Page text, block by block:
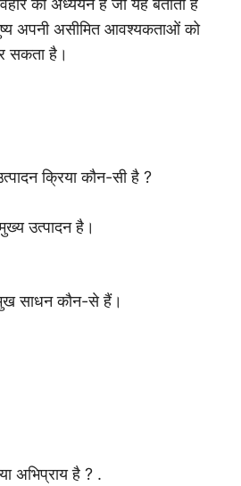
का अध्ययन है जो यह बताता है
अपनी असीमित आवश्यकताओं को
सकता है।
क्रिया कौन-सी है ?
उत्पादन है।
साधन कौन-से हैं।
अभिप्राय है ? .